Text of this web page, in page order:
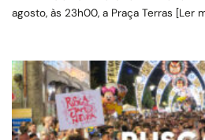
agosto, às 23h00, a Praça Terras [Ler